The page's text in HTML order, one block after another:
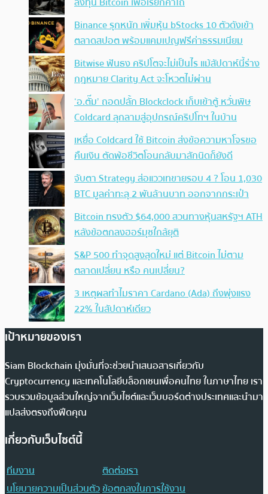
Binance รุกหนัก เพิ่มหุ้น bStocks 10 ตัวดังเข้า
ตลาดสปอต พร้อมแคมเปญฟรีค่าธรรมเนียม
Bitwise ฟันธง คริปโตจะไม่เป็นไร แม้สัปดาห์นี้ร่าง
กฎหมาย Clarity Act จะโหวตไม่ผ่าน
‘อ.ตั๊ม’ ถอดปลั้ก Blockclock เก็บเข้าตู้ หวั่นพิษ
Coldcard ลุกลามสู่อุปกรณ์คริปโทฯ ในบ้าน
เหยื่อ Coldcard ใช้ Bitcoin ส่งข้อความหาโจรขอ
คืนเงิน ตัดพ้อชีวิตโอนกลับมาสักนิดก็ยังดี
จับตา Strategy ส่อแววเทขายรอบ 4 ? โอน 1,030
BTC มูลค่าทะลุ 2 พันล้านบาท ออกจากกระเป๋า
Bitcoin ทรงตัว $64,000 สวนทางหุ้นสหรัฐฯ ATH
หลังข้อตกลงฮอร์มุซใกล้ยุติ
S&P 500 ทำจุดสูงสุดใหม่ แต่ Bitcoin ไม่ตาม
ตลาดเปลี่ยน หรือ คนเปลี่ยน?
3 เหตุผลทำไมราคา Cardano (Ada) ถึงพุ่งแรง
22% ในสัปดาห์เดียว
เป้าหมายของเรา
Siam Blockchain มุ่งมั่นที่จะช่วยนำเสนอสารเกี่ยวกับ
Cryptocurrency และเทคโนโลยีบล็อกเชนเพื่อคนไทย ในภาษาไทย เรา
รวบรวมข้อมูลส่วนใหญ่จากเว็บไซต์และเว็บบอร์ดต่างประเทศและนำมา
แปลส่งตรงถึงฟีดคุณ
เกี่ยวกับเว็บไซต์นี้
ทีมงาน
ติดต่อเรา
นโยบายความเป็นส่วนตัวข้อตกลงในการใช้งาน